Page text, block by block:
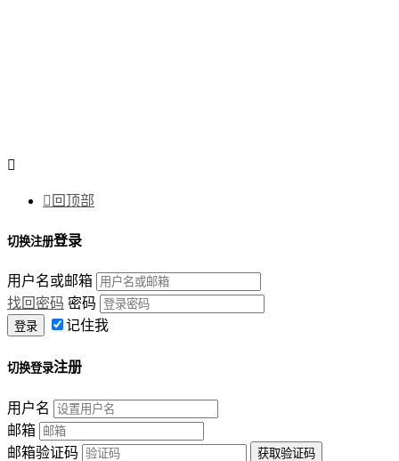

 回顶部
切换注册登录
用户名或邮箱
找回密码 密码
记住我
切换登录注册
用户名
邮箱
邮箱验证码